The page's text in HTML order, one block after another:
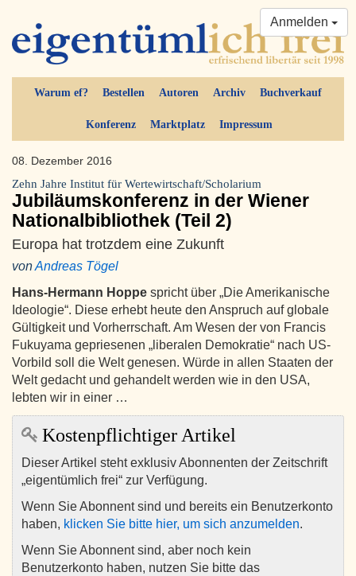
Warum ef? Bestellen Autoren Archiv Buchverkauf
Konferenz Marktplatz Impressum
Anmelden
08. Dezember 2016
Zehn Jahre Institut für Wertewirtschaft/Scholarium
Jubiläumskonferenz in der Wiener
Nationalbibliothek (Teil 2)
Europa hat trotzdem eine Zukunft
vonAndreas Tögel
Hans-Hermann Hoppe spricht über „Die Amerikanische
Ideologie“. Diese erhebt heute den Anspruch auf globale
Gültigkeit und Vorherrschaft. Am Wesen der von Francis
Fukuyama gepriesenen „liberalen Demokratie“ nach US-
Vorbild soll die Welt genesen. Würde in allen Staaten der
Welt gedacht und gehandelt werden wie in den USA,
lebten wir in einer …
Kostenpflichtiger Artikel
Dieser Artikel steht exklusiv Abonnenten der Zeitschrift
„eigentümlich frei“ zur Verfügung.
Wenn Sie Abonnent sind und bereits ein Benutzerkonto
haben, klicken Sie bitte hier, um sich anzumelden.
Wenn Sie Abonnent sind, aber noch kein
Benutzerkonto haben, nutzen Sie bitte das